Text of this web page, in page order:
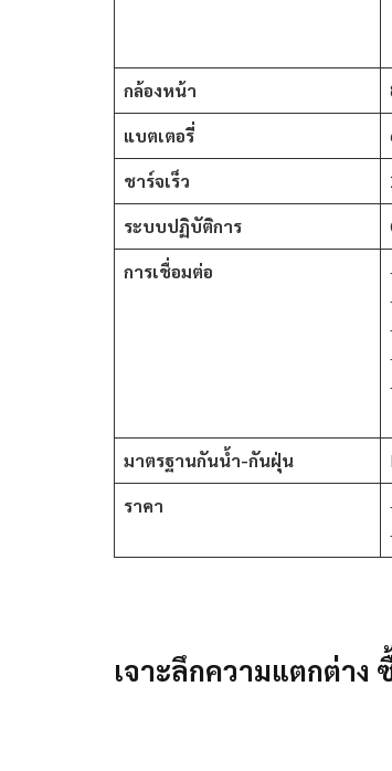
กล้องหน้า
แบตเตอรี่
ชาร์จเร็ว
ระบบปฏิบัติการ
การเชื่อมต่อ
มาตรฐานกันน้ำ-กันฝุ่น
ราคา
เจาะลึกความแตกต่าง